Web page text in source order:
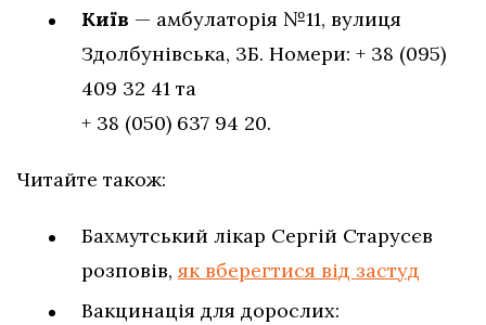
Київ — амбулаторія №11, вулиця
Здолбунівська, 3Б. Номери: + 38 (095)
409 32 41 та
+ 38 (050) 637 94 20.
Читайте також:
Бахмутський лікар Сергій Старусєв
розповів,як вберегтися від застуд
Вакцинація для дорослих: